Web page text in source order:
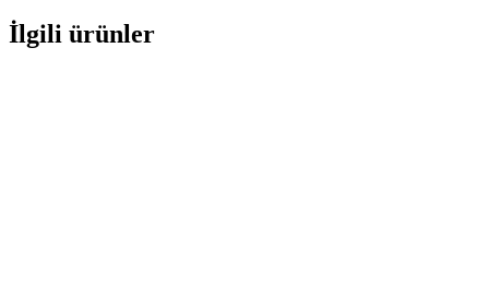
İlgili ürünler